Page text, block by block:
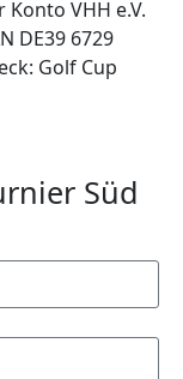
VHH e.V.
DE39 6729
Golf Cup
Süd